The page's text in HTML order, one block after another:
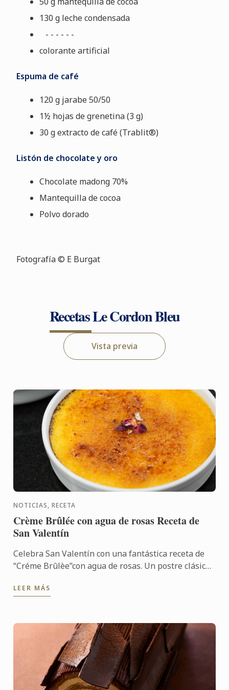
130 g leche condensada
- - - - - -
colorante artificial
Espuma de café
120 g jarabe 50/50
1½ hojas de grenetina (3 g)
30 g extracto de café (Trablit®)
Listón de chocolate y oro
Chocolate madong 70%
Mantequilla de cocoa
Polvo dorado
Fotografía © E Burgat
Recetas Le Cordon Bleu
Vista previa
NOTICIAS, RECETA
Crème Brûlée con agua de rosas Receta de
San Valentín
Celebra San Valentín con una fantástica receta de
“Créme Brûlèe”con agua de rosas. Un postre clásico
tu pareja ...
LEER MÁS